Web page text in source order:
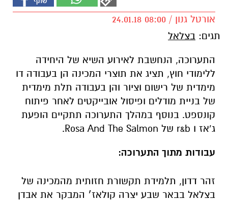
אורטל גנון / 08:00 24.01.18
תגים: בצלאל
התערוכה, הנחשבת לאירוע השיא של היחידה
ללימודי חוץ, תציג את תוצרי המכינה הן בעבודה דו
מימדית של רישום וציור והן בעבודה תלת מימדית
של בניית מודלים ופיסול אובייקטים לאחר פיתוח
קונספט. בנוסף במהלך התערוכה תתקיים הופעת
ג’אז ו r&b של Rosa And The Salmon.
עבודות מתוך התערוכה:
זהר דדון, תלמידת תקשורת חזותית מהמכינה של
בצלאל בבאר שבע יצרה קולאז׳ המבקר את אבדן